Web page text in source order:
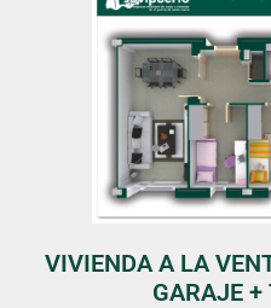
VIVIENDA A LA
GARAJE +